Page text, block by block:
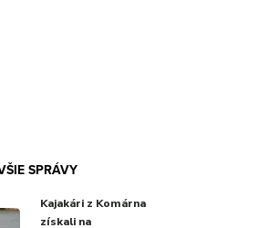
SPRÁVY
Kajakári z Komárna
získali na